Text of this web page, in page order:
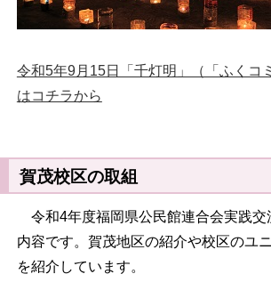
令和5年9月15日「千灯明」（「ふくコ
はコチラから
賀茂校区の取組
令和4年度福岡県公民館連合会実践交
内容です。賀茂地区の紹介や校区のユ
を紹介しています。